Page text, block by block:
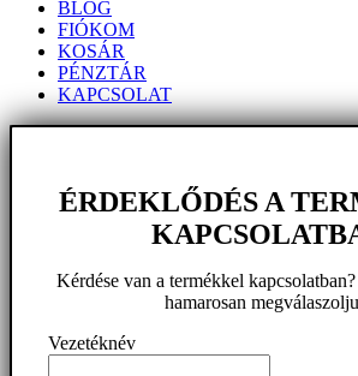
BLOG
FIÓKOM
KOSÁR
PÉNZTÁR
KAPCSOLAT
ÉRDEKLŐDÉS A
Kérdése van a termékkel
hamarosan
Vezetéknév